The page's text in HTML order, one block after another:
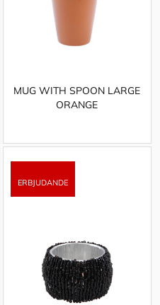
MUG WITH SPOON LARGE
ORANGE